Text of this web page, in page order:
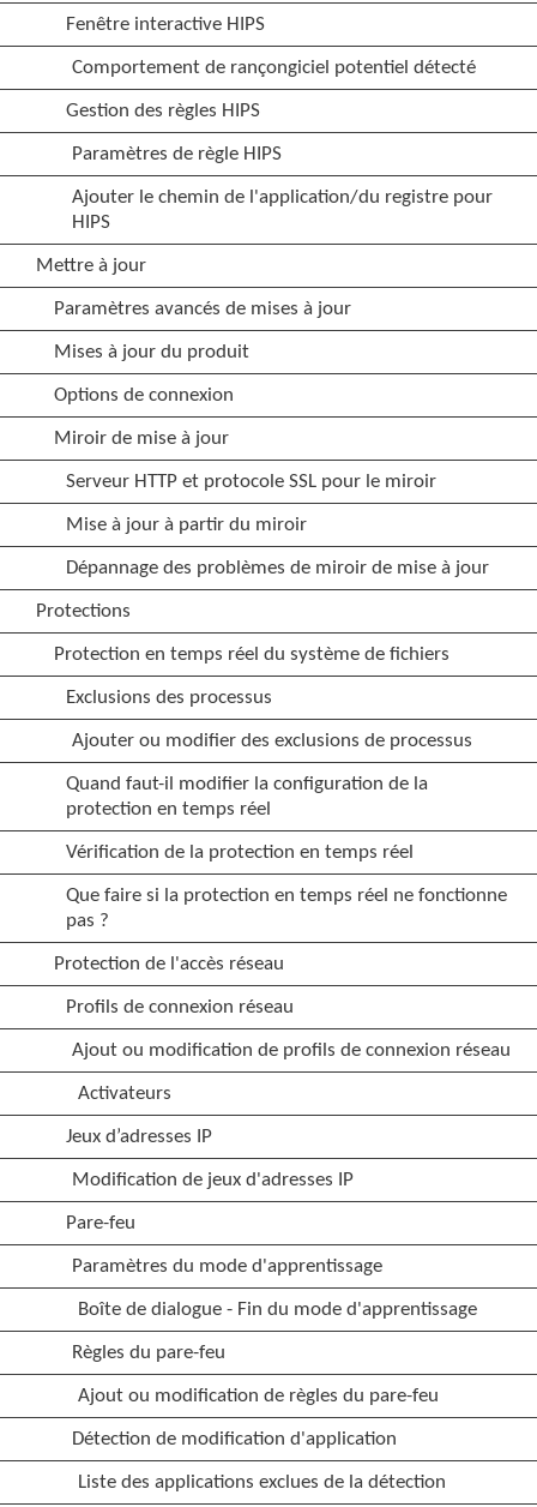
Fenêtre interactive HIPS
Comportement de rançongiciel potentiel détecté
Gestion des règles HIPS
Paramètres de règle HIPS
Ajouter le chemin de l'application/du registre pour
HIPS
Mettre à jour
Paramètres avancés de mises à jour
Mises à jour du produit
Options de connexion
Miroir de mise à jour
Serveur HTTP et protocole SSL pour le miroir
Mise à jour à partir du miroir
Dépannage des problèmes de miroir de mise à jour
Protections
Protection en temps réel du système de fichiers
Exclusions des processus
Ajouter ou modifier des exclusions de processus
Quand faut-il modifier la configuration de la
protection en temps réel
Vérification de la protection en temps réel
Que faire si la protection en temps réel ne fonctionne
pas ?
Protection de l'accès réseau
Profils de connexion réseau
Ajout ou modification de profils de connexion réseau
Activateurs
Jeux d’adresses IP
Modification de jeux d'adresses IP
Pare-feu
Paramètres du mode d'apprentissage
Boîte de dialogue - Fin du mode d'apprentissage
Règles du pare-feu
Ajout ou modification de règles du pare-feu
Détection de modification d'application
Liste des applications exclues de la détection